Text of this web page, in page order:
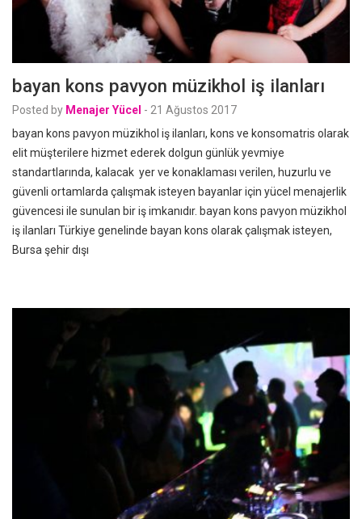
bayan kons pavyon müzikhol iş ilanları
Posted by Menajer Yücel - 21 Ağustos 2017
bayan kons pavyon müzikhol iş ilanları, kons ve konsomatris olarak
elit müşterilere hizmet ederek dolgun günlük yevmiye
standartlarında, kalacak yer ve konaklaması verilen, huzurlu ve
güvenli ortamlarda çalışmak isteyen bayanlar için yücel menajerlik
güvencesi ile sunulan bir iş imkanıdır. bayan kons pavyon müzikhol
iş ilanları Türkiye genelinde bayan kons olarak çalışmak isteyen,
Bursa şehir dışı